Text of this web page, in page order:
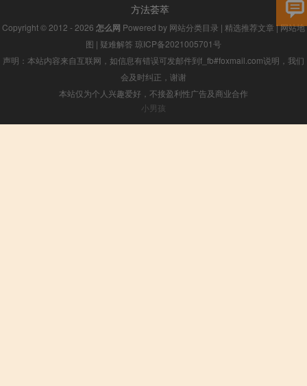
方法荟萃
Copyright © 2012 - 2026 怎么网 Powered by 网站分类目录 | 精选推荐文章 |网站地
图 | 疑难解答 琼ICP备2021005701号
声明：本站内容来自互联网，如信息有错误可发邮件到f_fb#foxmail.com说明，我们
会及时纠正，谢谢
本站仅为个人兴趣爱好，不接盈利性广告及商业合作
小男孩